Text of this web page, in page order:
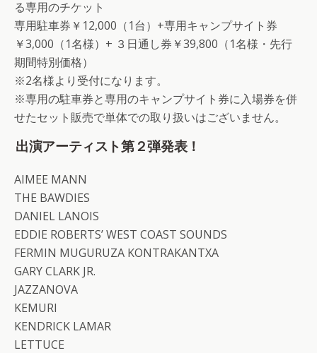
る専用のチケット
専用駐車券￥12,000（1台）+専用キャンプサイト券
￥3,000（1名様）+ ３日通し券￥39,800（1名様・先行
期間特別価格）
※2名様より受付になります。
※専用の駐車券と専用のキャンプサイト券に入場券を併
せたセット販売で単体での取り扱いはございません。
出演アーティスト第２弾発表！
AIMEE MANN
THE BAWDIES
DANIEL LANOIS
EDDIE ROBERTS’ WEST COAST SOUNDS
FERMIN MUGURUZA KONTRAKANTXA
GARY CLARK JR.
JAZZANOVA
KEMURI
KENDRICK LAMAR
LETTUCE